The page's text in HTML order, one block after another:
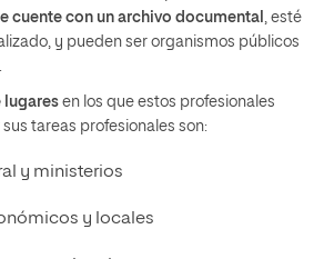
cuente con un archivo documental , esté
y pueden ser organismos públicos
lugares en los que estos profesionales
tareas profesionales son:
y ministerios
y locales